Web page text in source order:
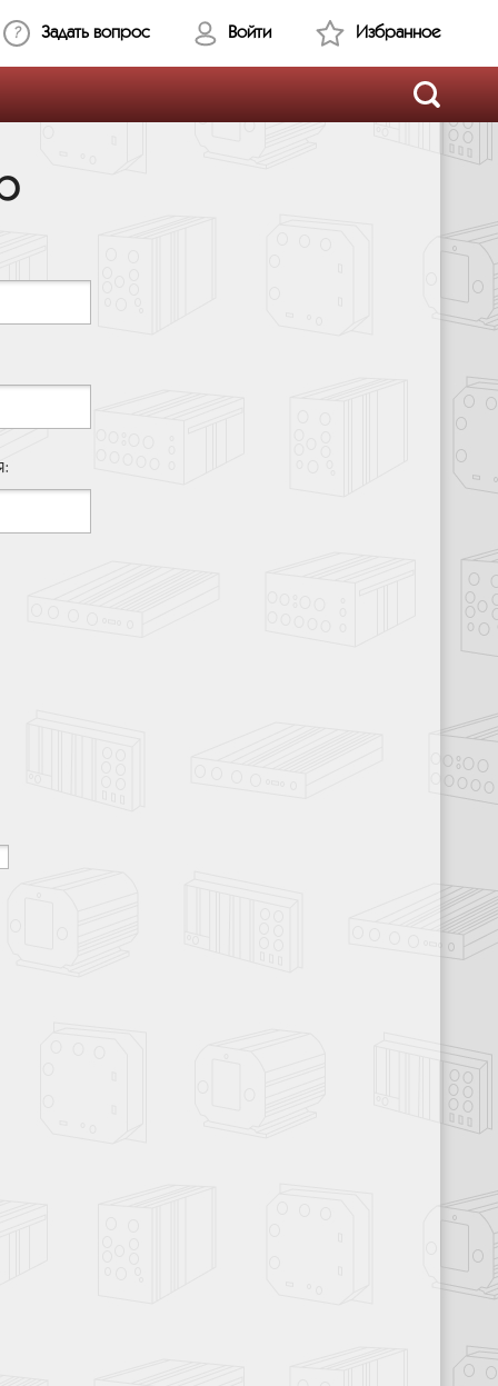
Задать вопрос Войти Избранное